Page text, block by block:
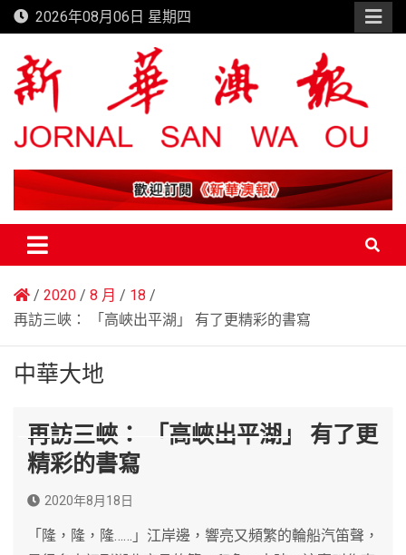
Skip
to
content
2026年08月06日 星期四
新華澳報
2020 8 月
18
再訪三峽： 「高峽出平湖」 有了更精彩的書寫
中華大地
再訪三峽： 「高峽出平湖」 有了更
精彩的書寫
2020年8月18日
「隆，隆，隆……」江岸邊，響亮又頻繁的輪船汽笛聲，